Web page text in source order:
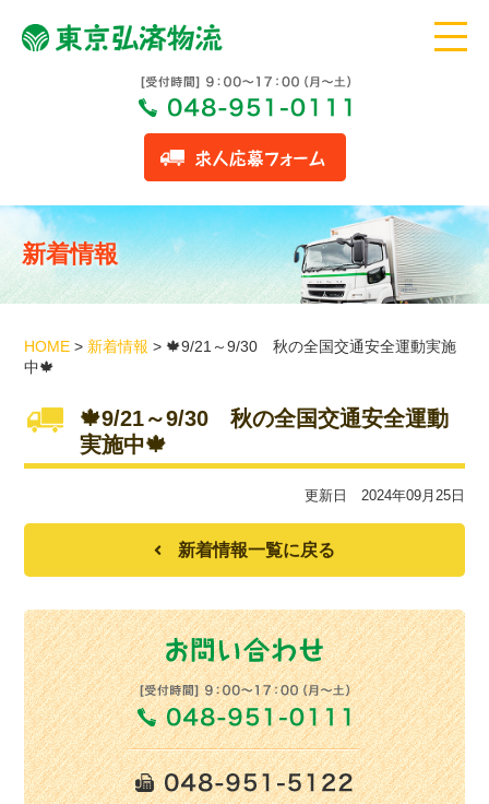
新着情報
HOME > 新着情報 > 🍁9/21～9/30 秋の全国交通安全運動実施
中🍁
🍁9/21～9/30 秋の全国交通安全運動
実施中🍁
更新日 2024年09月25日
新着情報一覧に戻る